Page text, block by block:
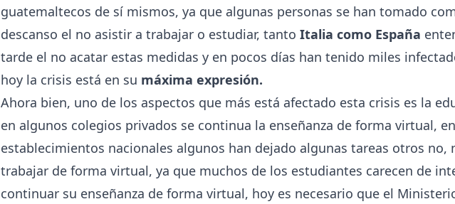
guatemaltecos de sí mismos, ya que algunas personas se han tomado
descanso el no asistir a trabajar o estudiar, tanto Italia como España
tarde el no acatar estas medidas y en pocos días han tenido miles
hoy la crisis está en su máxima expresión.
Ahora bien, uno de los aspectos que más está afectado esta crisis es la
en algunos colegios privados se continua la enseñanza de forma virtual,
establecimientos nacionales algunos han dejado algunas tareas otros no,
trabajar de forma virtual, ya que muchos de los estudiantes carecen de
continuar su enseñanza de forma virtual, hoy es necesario que el